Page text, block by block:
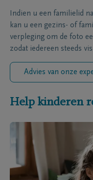
Indien u een familielid
kan u een gezins- of
verpleging om de foto
zodat iedereen steeds
Advies van onze
Help kinderen